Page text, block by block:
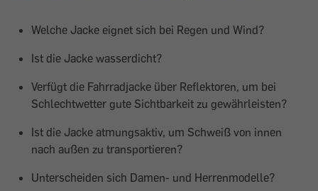
Welche Jacke eignet sich bei Regen und Wind?
Ist die Jacke wasserdicht?
Verfügt die Fahrradjacke über Reflektoren, um bei
Schlechtwetter gute Sichtbarkeit zu gewährleisten?
Ist die Jacke atmungsaktiv, um Schweiß von innen
nach außen zu transportieren?
Unterscheiden sich Damen- und Herrenmodelle?